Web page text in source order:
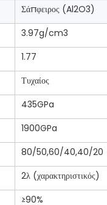
Σάπφειρος (Al2O3)
3.97g/cm3
1.77
Τυχαίος
435GPa
1900GPa
80/50,60/40,40/20
2λ (χαρακτηριστικός)
≥90%